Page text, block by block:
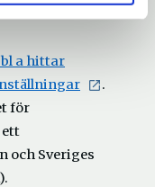
bl a hittar
.
för
ett
och Sveriges